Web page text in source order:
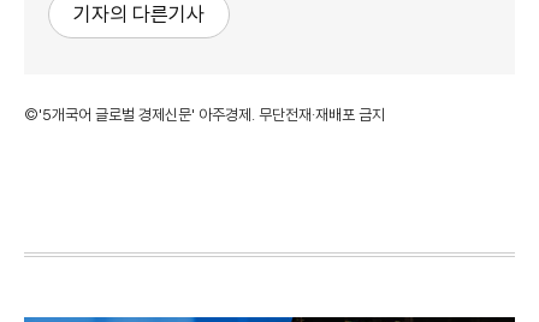
기자의 다른기사
©'5개국어 글로벌 경제신문' 아주경제. 무단전재·재배포 금지